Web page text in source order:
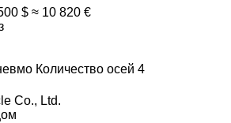
$ ≈ 10 820 €
Количество осей 4
Co., Ltd.